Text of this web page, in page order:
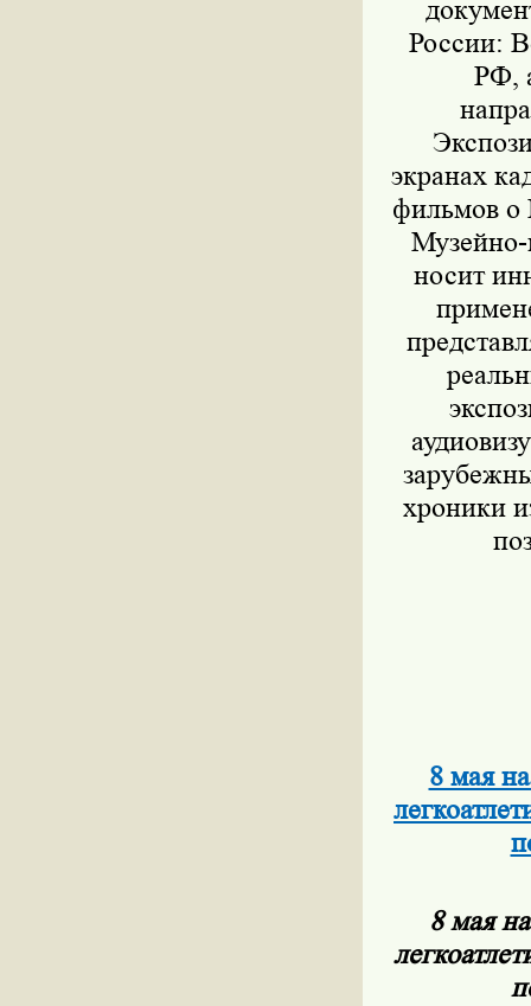
России:
РФ,
экранах
фильмов о
Музейно-
носит
хроники
8 мая
8 мая